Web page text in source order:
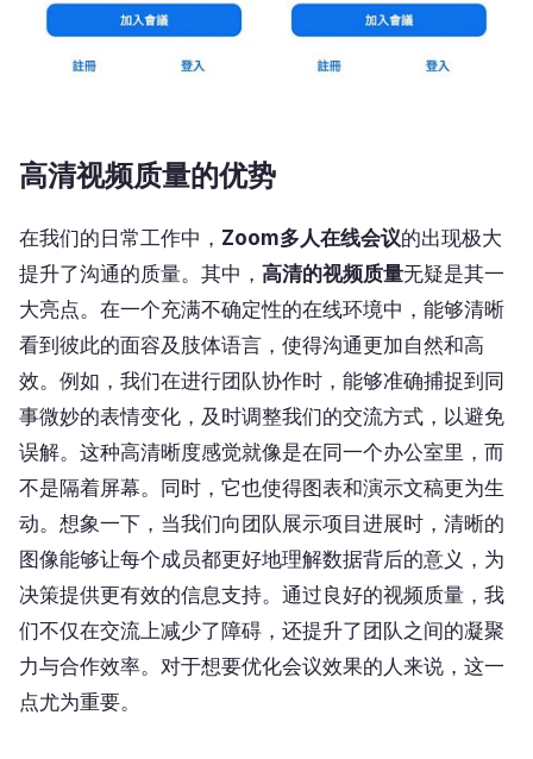
高清视频质量的优势
在我们的日常工作中， Zoom多人在线会议的出现极大
提升了沟通的质量。其中， 高清的视频质量无疑是其一
大亮点。在一个充满不确定性的在线环境中，能够清晰
看到彼此的面容及肢体语言，使得沟通更加自然和高
效。例如，我们在进行团队协作时，能够准确捕捉到同
事微妙的表情变化，及时调整我们的交流方式，以避免
误解。这种高清晰度感觉就像是在同一个办公室里，而
不是隔着屏幕。同时，它也使得图表和演示文稿更为生
动。想象一下，当我们向团队展示项目进展时，清晰的
图像能够让每个成员都更好地理解数据背后的意义，为
决策提供更有效的信息支持。通过良好的视频质量，我
们不仅在交流上减少了障碍，还提升了团队之间的凝聚
力与合作效率。对于想要优化会议效果的人来说，这一
点尤为重要。